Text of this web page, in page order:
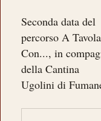
Seconda data del
percorso A Tavola
Con..., in
della Cantina
Ugolini di